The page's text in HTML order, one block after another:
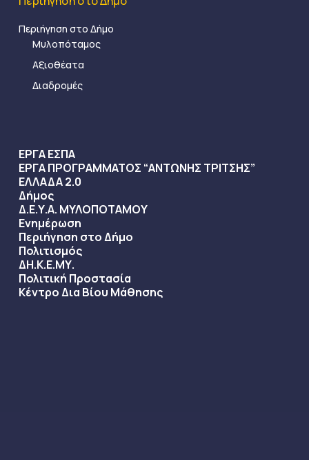
Αξιοθέατα
Διαδρομές
ΕΡΓΑ ΕΣΠΑ
ΕΡΓΑ ΠΡΟΓΡΑΜΜΑΤΟΣ “ΑΝΤΩΝΗΣ ΤΡΙΤΣΗΣ”
ΕΛΛΑΔΑ 2.0
Δήμος